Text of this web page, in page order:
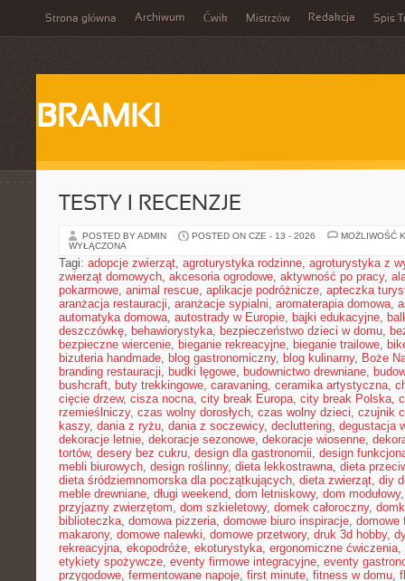
Strona główna Archiwum Ćwik Mistrzów Redakcja Spis
BRAMKI
TESTY I RECENZJE
POSTED BY ADMIN POSTED ON CZE - 13 - 2026
MOŻLIWOŚĆ
WYŁĄCZONA
Tagi: adopcje zwierząt, agroturystyka rodzinne, agroturystyka z
zwierząt domowych, akcesoria ogrodowe, aktywność po pracy,
pokarmowe, animal rescue, aplikacje podróżnicze, apteczka
aranżacja restauracji, aranżacje sypialni, aromaterapia domowa,
automatyka domowa, autostrady w Europie, bajki edukacyjne,
deszczówkę, behawiorystyka, bezpieczeństwo dzieci w domu,
bezpieczne wiercenie, bieganie rekreacyjne, bieganie trailowe,
bizuteria handmade, blog gastronomiczny, blog kulinarny, Boże
branding restauracji, budki lęgowe, budownictwo drewniane,
bushcraft, buty trekkingowe, caravaning, ceramika artystyczna,
cięcie drzew, cisza nocna, city break Europa, city break Polska,
rzemieślniczy, czas wolny dorosłych, czas wolny dzieci, czujnik
kaszy, dania z ryżu, dania z soczewicy, decluttering, degustacja
dekoracje letnie, dekoracje sezonowe, dekoracje wiosenne,
tortów, desery bez cukru, design dla gastronomii, design
mebli biurowych, design roślinny, dieta lekkostrawna, dieta
dieta śródziemnomorska dla początkujących, dieta zwierząt, diy
meble drewniane, długi weekend, dom letniskowy, dom modułowy
przyjazny zwierzętom, dom szkieletowy, domek całoroczny,
biblioteczka, domowa pizzeria, domowe biuro inspiracje, domowe
makarony, domowe nalewki, domowe przetwory, druk 3d hobby,
rekreacyjna, ekopodróże, ekoturystyka, ergonomiczne ćwiczenia,
etykiety spożywcze, eventy firmowe integracyjne, eventy
przygodowe, fermentowane napoje, first minute, fitness w domu,